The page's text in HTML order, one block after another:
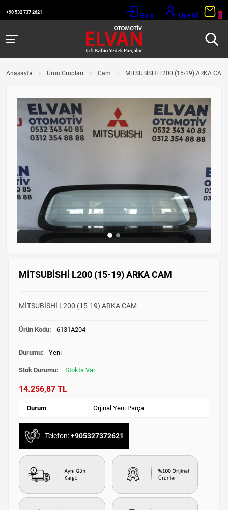
+90 532 737 2621 Giriş Üye Ol 0
Anasayfa Ürün Grupları Cam MİTSUBİSHİ L200 (15-19) ARKA CAM
MİTSUBİSHİ L200 (15-19) ARKA CAM
MİTSUBİSHİ L200 (15-19) ARKA CAM
Ürün Kodu: 6131A204
Durumu: Yeni
Stok Durumu: Stokta Var
14.256,87 TL
Durum Orjinal Yeni Parça
Telefon:+905327372621